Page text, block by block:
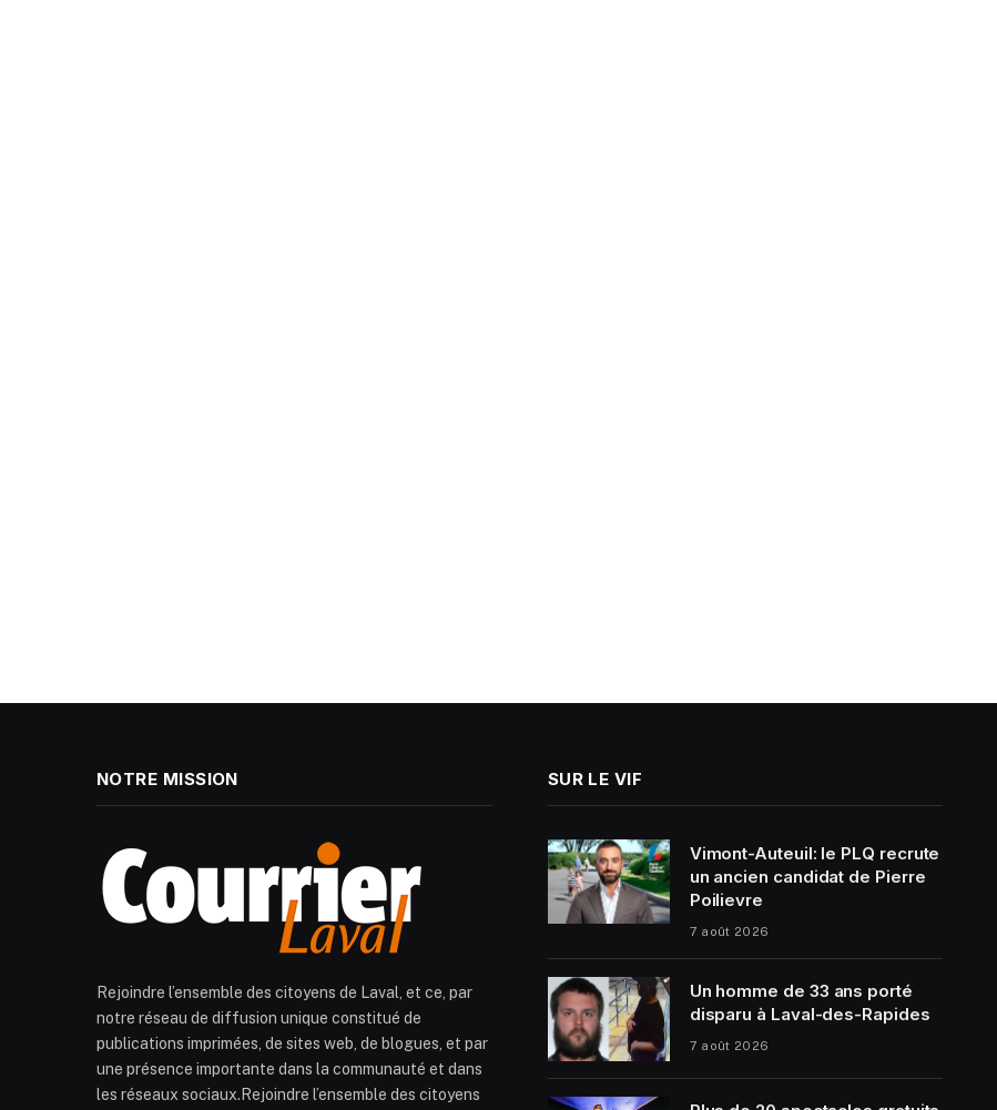
NOTRE MISSION
Rejoindre l’ensemble des citoyens de Laval, et ce, par
notre réseau de diffusion unique constitué de
publications imprimées, de sites web, de blogues, et par
une présence importante dans la communauté et dans
les réseaux sociaux.Rejoindre l’ensemble des citoyens
SUR LE VIF
Vimont-Auteuil: le PLQ recrute
un ancien candidat de Pierre
Poilievre
7 août 2026
Un homme de 33 ans porté
disparu à Laval-des-Rapides
7 août 2026